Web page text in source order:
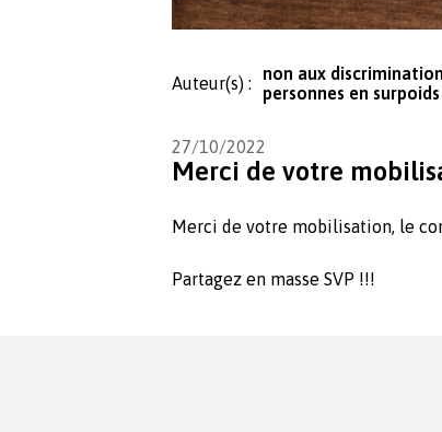
Auteur(s) :
non aux
personnes en
27/10/2022
Merci de votre
Merci de votre mobilisation, le
Partagez en masse SVP !!!